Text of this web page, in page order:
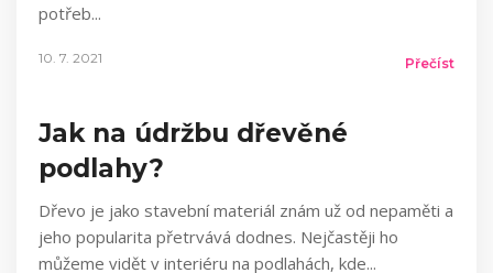
potřeb
Přečíst
10. 7. 2021
Jak na údržbu dřevěné
podlahy?
Dřevo je jako stavební materiál znám už od nepaměti a
jeho popularita přetrvává dodnes. Nejčastěji ho
můžeme vidět v interiéru na podlahách, kde